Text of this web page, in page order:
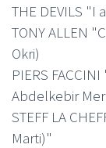
THE DEVILS
TONY ALLEN
Okri)
PIERS
Abdelkebir
STEFF LA
Marti)"